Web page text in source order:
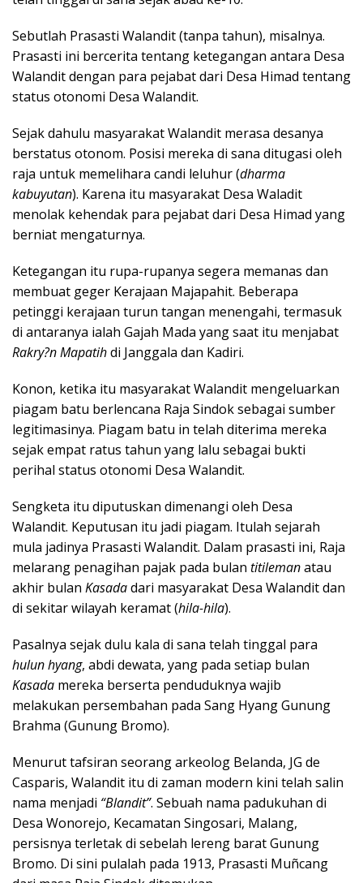
Sebutlah Prasasti Walandit (tanpa tahun), misalnya.
Prasasti ini bercerita tentang ketegangan antara Desa
Walandit dengan para pejabat dari Desa Himad tentang
status otonomi Desa Walandit.
Sejak dahulu masyarakat Walandit merasa desanya
berstatus otonom. Posisi mereka di sana ditugasi oleh
raja untuk memelihara candi leluhur (dharma
kabuyutan). Karena itu masyarakat Desa Waladit
menolak kehendak para pejabat dari Desa Himad yang
berniat mengaturnya.
Ketegangan itu rupa-rupanya segera memanas dan
membuat geger Kerajaan Majapahit. Beberapa
petinggi kerajaan turun tangan menengahi, termasuk
di antaranya ialah Gajah Mada yang saat itu menjabat
Rakry?n Mapatihdi Janggala dan Kadiri.
Konon, ketika itu masyarakat Walandit mengeluarkan
piagam batu berlencana Raja Sindok sebagai sumber
legitimasinya. Piagam batu in telah diterima mereka
sejak empat ratus tahun yang lalu sebagai bukti
perihal status otonomi Desa Walandit.
Sengketa itu diputuskan dimenangi oleh Desa
Walandit. Keputusan itu jadi piagam. Itulah sejarah
mula jadinya Prasasti Walandit. Dalam prasasti ini, Raja
melarang penagihan pajak pada bulan titilemanatau
akhir bulan Kasadadari masyarakat Desa Walandit dan
di sekitar wilayah keramat (hila-hila).
Pasalnya sejak dulu kala di sana telah tinggal para
hulun hyang, abdi dewata, yang pada setiap bulan
Kasada mereka berserta penduduknya wajib
melakukan persembahan pada Sang Hyang Gunung
Brahma (Gunung Bromo).
Menurut tafsiran seorang arkeolog Belanda, JG de
Casparis, Walandit itu di zaman modern kini telah salin
nama menjadi “Blandit”. Sebuah nama padukuhan di
Desa Wonorejo, Kecamatan Singosari, Malang,
persisnya terletak di sebelah lereng barat Gunung
Bromo. Di sini pulalah pada 1913, Prasasti Muñcang